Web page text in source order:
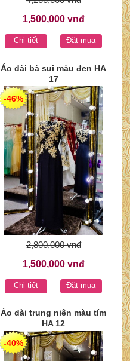
1,500,000 vnđ
Chi tiết Đặt mua
Áo dài bà sui màu đen HA
17
-46%
2,800,000 vnđ
1,500,000 vnđ
Chi tiết Đặt mua
Áo dài trung niên màu tím
HA 12
-40%